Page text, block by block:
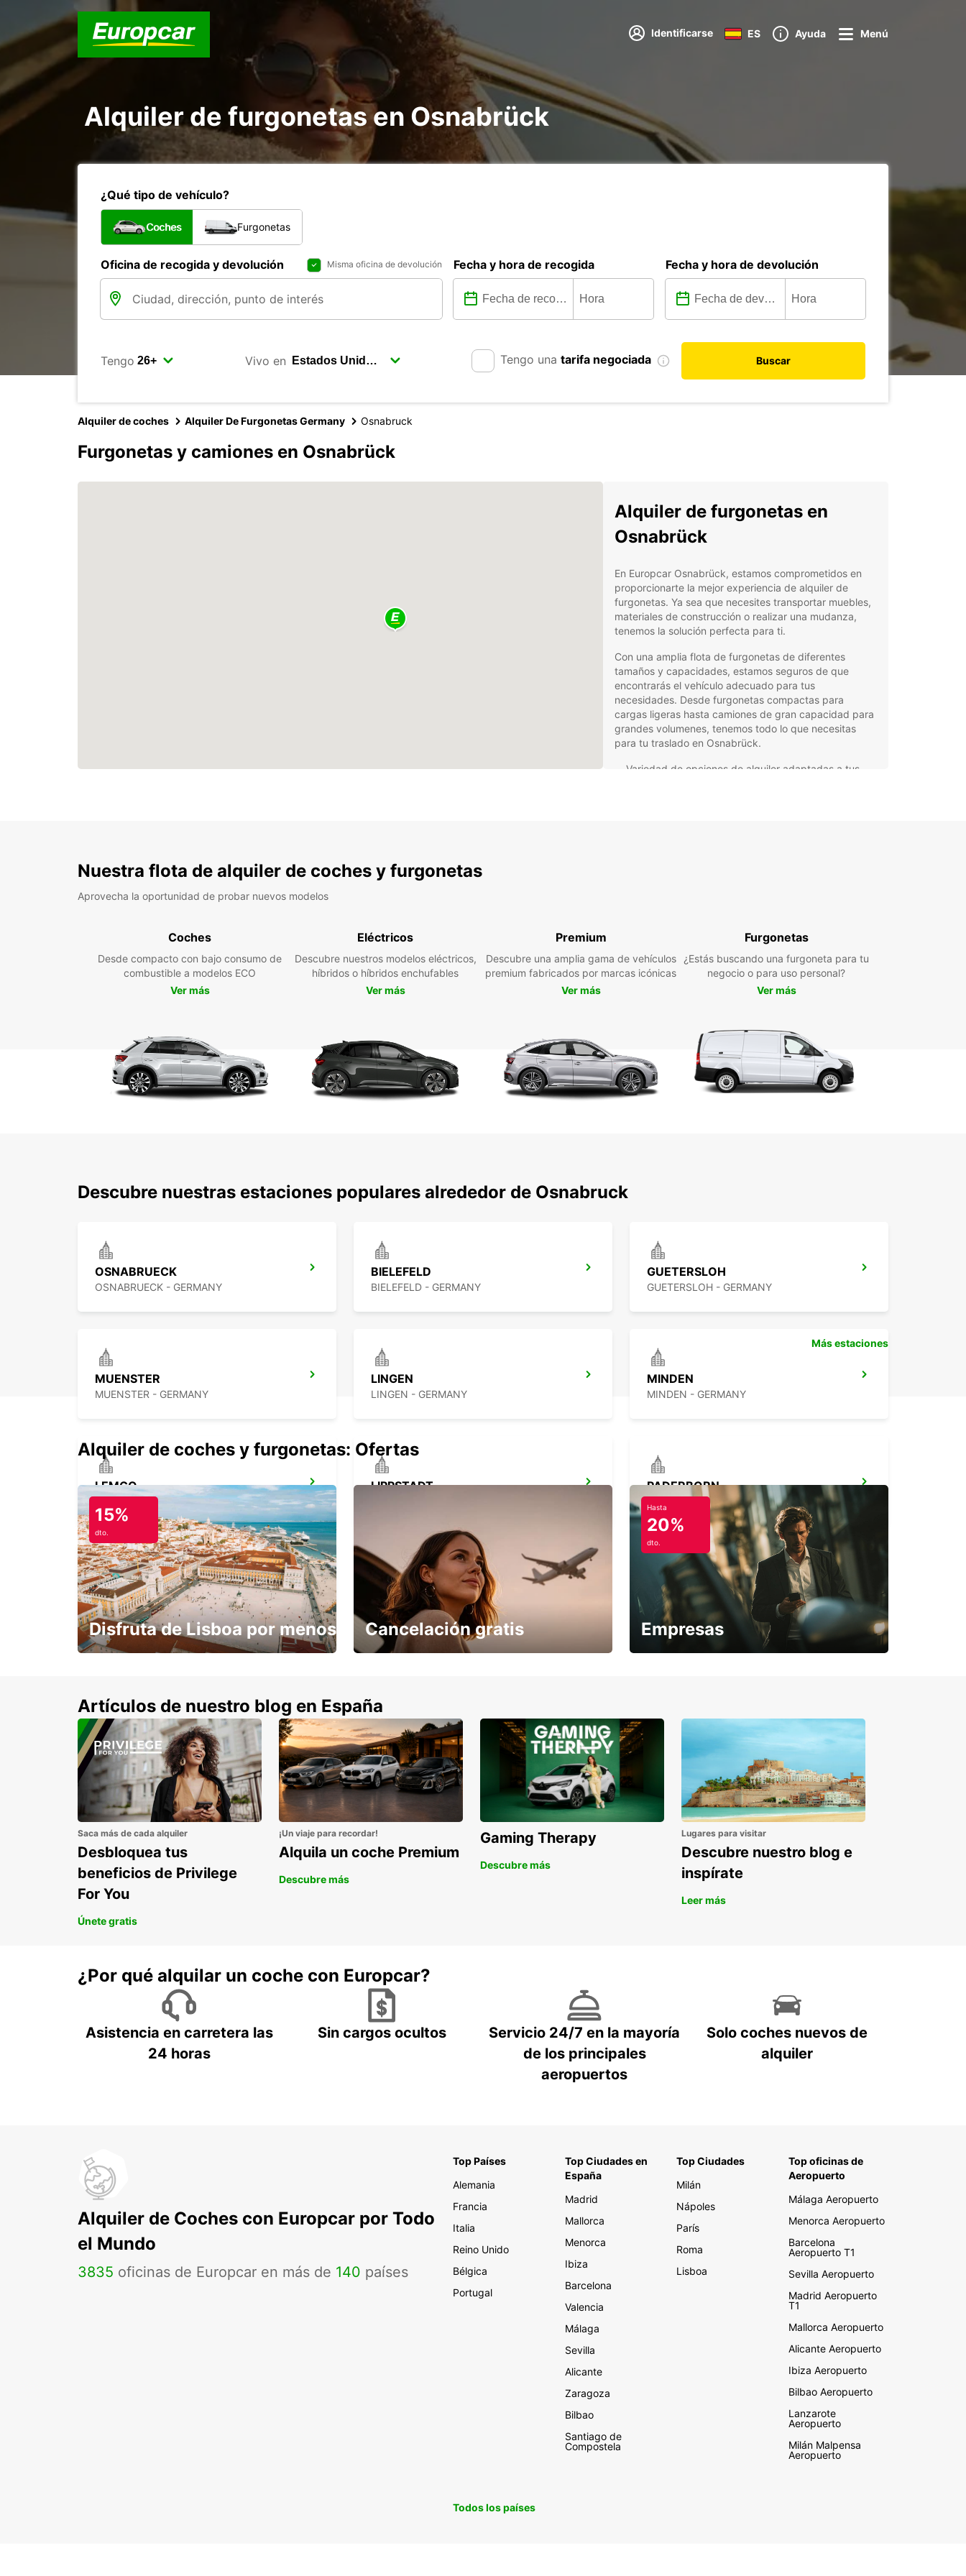
Identificarse ES Ayuda Menú
Alquiler de furgonetas en Osnabrück
¿Qué tipo de vehículo?
Coches Furgonetas
Oficina de recogida y devolución Misma oficina de devolución Fecha y hora de recogida Fecha y hora de devolución
Tengo Vivo en Tengo una tarifa negociada Buscar
Alquiler de coches Alquiler De Furgonetas Germany Osnabruck
Furgonetas y camiones en Osnabrück
Alquiler de furgonetas en
Osnabrück
En Europcar Osnabrück, estamos comprometidos en
proporcionarte la mejor experiencia de alquiler de
furgonetas. Ya sea que necesites transportar muebles,
materiales de construcción o realizar una mudanza,
tenemos la solución perfecta para ti.
Con una amplia flota de furgonetas de diferentes
tamaños y capacidades, estamos seguros de que
encontrarás el vehículo adecuado para tus
necesidades. Desde furgonetas compactas para
cargas ligeras hasta camiones de gran capacidad para
grandes volumenes, tenemos todo lo que necesitas
para tu traslado en Osnabrück.
Variedad de opciones de alquiler adaptadas a tus
cómodo para ti. ¡Reserva tu furgoneta ahora y deja el
Nuestra flota de alquiler de coches y furgonetas
Aprovecha la oportunidad de probar nuevos modelos
Coches
Desde compacto con bajo consumo de
combustible a modelos ECO
Ver más
Eléctricos
Descubre nuestros modelos eléctricos,
híbridos o híbridos enchufables
Ver más
Premium
Descubre una amplia gama de vehículos
premium fabricados por marcas icónicas
Ver más
Furgonetas
¿Estás buscando una furgoneta para tu
negocio o para uso personal?
Ver más
Descubre nuestras estaciones populares alrededor de Osnabruck
OSNABRUECK
OSNABRUECK - GERMANY
BIELEFELD
BIELEFELD - GERMANY
GUETERSLOH
GUETERSLOH - GERMANY
MUENSTER
MUENSTER - GERMANY
LINGEN
LINGEN - GERMANY
MINDEN
MINDEN - GERMANY
LEMGO
LEMGO - GERMANY
LIPPSTADT PADERBORN
PADERBORN - GERMANY
BERGKAMEN
BERGKAMEN - GERMANY
Más estaciones
Alquiler de coches y furgonetas: Ofertas
15%
dto.
Disfruta de Lisboa por menos Cancelación gratis
Hasta
20%
dto.
Empresas
Artículos de nuestro blog en España
Saca más de cada alquiler
Desbloquea tus
beneficios de Privilege
For You
Únete gratis
¡Un viaje para recordar!
Alquila un coche Premium
Descubre más
Gaming Therapy
Descubre más
Lugares para visitar
Descubre nuestro blog e
inspírate
Leer más
¿Por qué alquilar un coche con Europcar?
Asistencia en carretera las
24 horas
Sin cargos ocultos
Servicio 24/7 en la mayoría
de los principales
aeropuertos
Solo coches nuevos de
alquiler
Alquiler de Coches con Europcar por Todo
el Mundo
3835 oficinas de Europcar en más de 140 países
Top Países
Alemania
Francia
Italia
Reino Unido
Bélgica
Portugal
Top Ciudades en
España
Madrid
Mallorca
Menorca
Ibiza
Barcelona
Valencia
Málaga
Sevilla
Alicante
Zaragoza
Bilbao
Santiago de
Compostela
Top Ciudades
Milán
Nápoles
París
Roma
Lisboa
Top oficinas de
Aeropuerto
Málaga Aeropuerto
Menorca Aeropuerto
Barcelona
Aeropuerto T1
Sevilla Aeropuerto
Madrid Aeropuerto
T1
Mallorca Aeropuerto
Alicante Aeropuerto
Ibiza Aeropuerto
Bilbao Aeropuerto
Lanzarote
Aeropuerto
Milán Malpensa
Aeropuerto
Todos los países